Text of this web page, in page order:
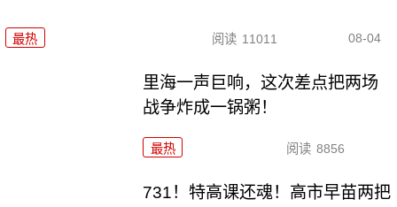
最热 阅读 11011 08-04
里海一声巨响，这次差点把两场
战争炸成一锅粥！
最热 阅读 8856
731！特高课还魂！高市早苗两把